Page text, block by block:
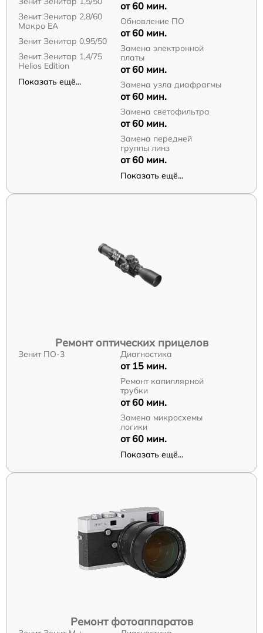
Зенит Зенитар 2,8/60
Макро ЕА
Зенит Зенитар 0,95/50
Зенит Зенитар 1,4/75
Helios Edition
Показать ещё...
от 60 мин.
Обновление ПО
от 60 мин.
Замена электронной
платы
от 60 мин.
Замена узла диафрагмы
от 60 мин.
Замена светофильтра
от 60 мин.
Замена передней
группы линз
от 60 мин.
Показать ещё...
Ремонт оптических прицелов
Зенит ПО-3 Диагностика
от 15 мин.
Ремонт капиллярной
трубки
от 60 мин.
Замена микросхемы
логики
от 60 мин.
Показать ещё...
Ремонт фотоаппаратов